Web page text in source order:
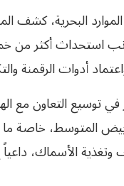
إلى جانب
أدوات الرقمنة
توسيع التعاون مع
المتوسط، خاصة
الأسماك، داعياً